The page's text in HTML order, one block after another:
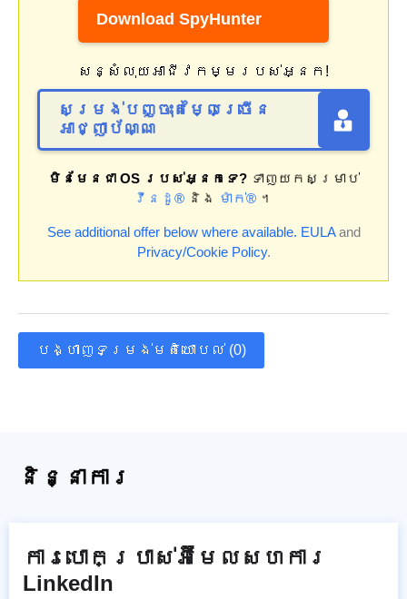
Download SpyHunter
សន្សំលុយអាជីវកម្មរបស់អ្នក!
សម្រង់បញ្ចុះតម្លៃច្រើន
អាជ្ញាប័ណ្ណ
មិនមែនជា OS របស់អ្នកទេ?ទាញយកសម្រាប់
វីនដូ® និង ម៉ាក់® ។
See additional offer below where available. EULAand
Privacy/Cookie Policy.
បង្ហាញទម្រង់មតិយោបល់ (0)
និន្នាការ
ការបោកប្រាស់អ៊ីមែលសហការ
LinkedIn